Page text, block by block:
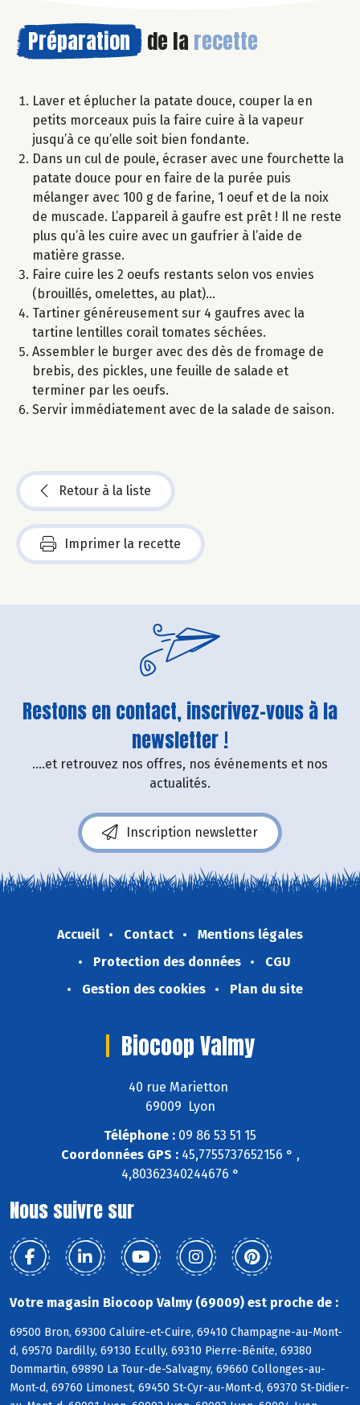
Préparation de la recette
Laver et éplucher la patate douce, couper la en
petits morceaux puis la faire cuire à la vapeur
jusqu’à ce qu’elle soit bien fondante.
Dans un cul de poule, écraser avec une fourchette la
patate douce pour en faire de la purée puis
mélanger avec 100 g de farine, 1 oeuf et de la noix
de muscade. L’appareil à gaufre est prêt ! Il ne reste
plus qu’à les cuire avec un gaufrier à l’aide de
matière grasse.
Faire cuire les 2 oeufs restants selon vos envies
(brouillés, omelettes, au plat)…
Tartiner généreusement sur 4 gaufres avec la
tartine lentilles corail tomates séchées.
Assembler le burger avec des dès de fromage de
brebis, des pickles, une feuille de salade et
terminer par les oeufs.
Servir immédiatement avec de la salade de saison.
Retour à la liste
Imprimer la recette
Restons en contact, inscrivez-vous à la
newsletter !
....et retrouvez nos offres, nos événements et nos
actualités.
Inscription newsletter
Accueil Contact
Mentions légales
Protection des données
CGU
Gestion des cookies
Plan du site
Biocoop Valmy
40 rue Marietton
69009 Lyon
Téléphone : 09 86 53 51 15
Coordonnées GPS :45,7755737652156 ° ,
4,80362340244676 °
Nous suivre sur
Votre magasin Biocoop Valmy (69009) est proche de :
69500 Bron, 69300 Caluire-et-Cuire, 69410 Champagne-au-Mont-
d, 69570 Dardilly, 69130 Ecully, 69310 Pierre-Bénite, 69380
Dommartin, 69890 La Tour-de-Salvagny, 69660 Collonges-au-
Mont-d, 69760 Limonest, 69450 St-Cyr-au-Mont-d, 69370 St-Didier-